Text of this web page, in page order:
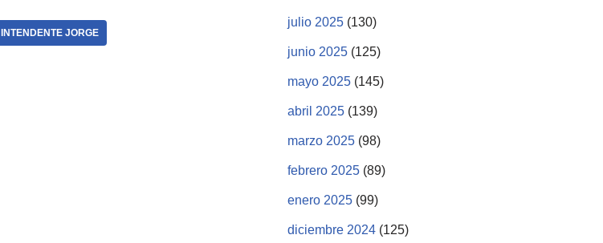
INTENDENTE JORGE
julio 2025 (130)
junio 2025 (125)
mayo 2025 (145)
abril 2025 (139)
marzo 2025 (98)
febrero 2025 (89)
enero 2025 (99)
diciembre 2024 (125)